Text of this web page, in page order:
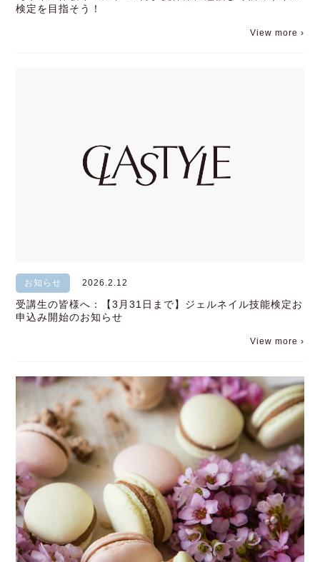
検定を目指そう！
View more ›
お知らせ 2026.2.12
受講生の皆様へ：【3月31日まで】ジェルネイル技能検定お
申込み開始のお知らせ
View more ›